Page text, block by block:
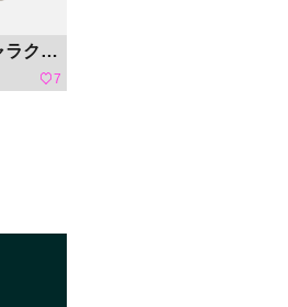
【もふもふ キャラクターコンテスト】チビ猫 にゃんもふ
7